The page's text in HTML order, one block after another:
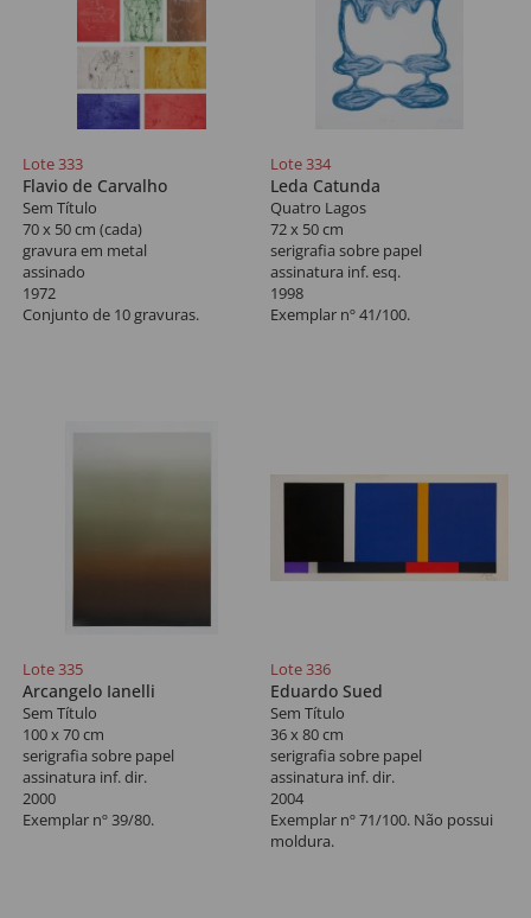
Lote 333
Flavio de Carvalho
Sem Título
70 x 50 cm (cada)
gravura em metal
assinado
1972
Conjunto de 10 gravuras.
Lote 334
Leda Catunda
Quatro Lagos
72 x 50 cm
serigrafia sobre papel
assinatura inf. esq.
1998
Exemplar nº 41/100.
Lote 335
Arcangelo Ianelli
Sem Título
100 x 70 cm
serigrafia sobre papel
assinatura inf. dir.
2000
Exemplar nº 39/80.
Lote 336
Eduardo Sued
Sem Título
36 x 80 cm
serigrafia sobre papel
assinatura inf. dir.
2004
Exemplar nº 71/100. Não possui
moldura.